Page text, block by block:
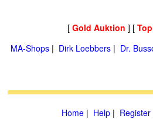
[ Gold Auktion ] [
MA-Shops | Dirk Loebbers | Dr.
Home | Help | Register